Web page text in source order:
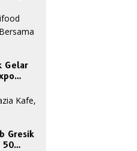
Gelar
dan
Gresik
50